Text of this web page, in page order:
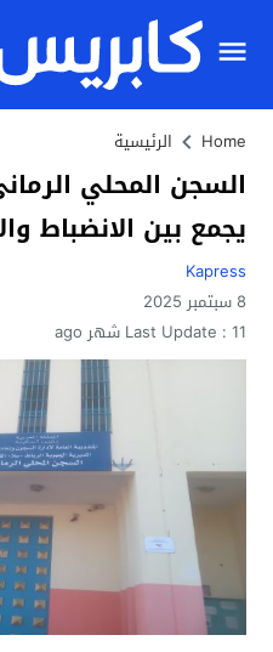
Home الرئيسية
السجن المحلي
يجمع بين الانضباط
Kapress
8 سبتمبر 2025
Last Update : 11 شهر ago